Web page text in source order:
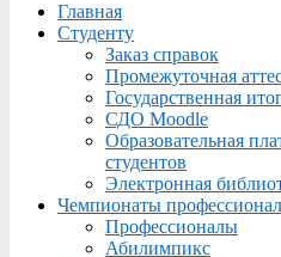
Menu
Главная
Студенту
Заказ справок
Промежуточная
Государственная
СДО Moodle
Образовательная
студентов
Электронная
Чемпионаты
Профессионалы
Абилимпикс